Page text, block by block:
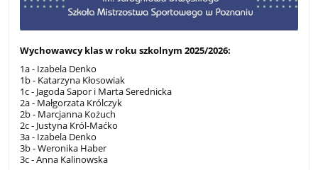
Wychowawcy klas w roku szkolnym 2025/2026:
1a - Izabela Denko
1b - Katarzyna Kłosowiak
1c - Jagoda Sapor i Marta Serednicka
2a - Małgorzata Królczyk
2b - Marcjanna Kożuch
2c - Justyna Król-Maćko
3a - Izabela Denko
3b - Weronika Haber
3c - Anna Kalinowska